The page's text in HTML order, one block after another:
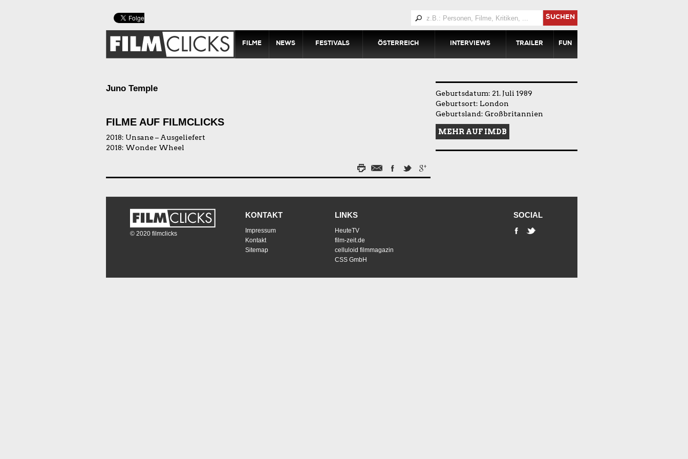
SUCHEN
FILME NEWS FESTIVALS ÖSTERREICH INTERVIEWS TRAILER FUN
Juno Temple
FILME AUF FILMCLICKS
2018: Unsane – Ausgeliefert
2018: Wonder Wheel
Geburtsdatum: 21. Juli 1989
Geburtsort: London
Geburtsland: Großbritannien
MEHR AUF IMDB
© 2020 filmclicks
KONTAKT
Impressum
Kontakt
Sitemap
LINKS
HeuteTV
film-zeit.de
celluloid filmmagazin
CSS GmbH
SOCIAL